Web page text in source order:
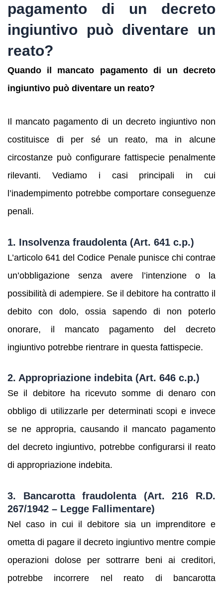
pagamento di un decreto
ingiuntivo può diventare un
reato?
Quando il mancato pagamento di un decreto
ingiuntivo può diventare un reato?
Il mancato pagamento di un decreto ingiuntivo non
costituisce di per sé un reato, ma in alcune
circostanze può configurare fattispecie penalmente
rilevanti. Vediamo i casi principali in cui
l’inadempimento potrebbe comportare conseguenze
penali.
1. Insolvenza fraudolenta (Art. 641 c.p.)
L’articolo 641 del Codice Penale punisce chi contrae
un’obbligazione senza avere l’intenzione o la
possibilità di adempiere. Se il debitore ha contratto il
debito con dolo, ossia sapendo di non poterlo
onorare, il mancato pagamento del decreto
ingiuntivo potrebbe rientrare in questa fattispecie.
2. Appropriazione indebita (Art. 646 c.p.)
Se il debitore ha ricevuto somme di denaro con
obbligo di utilizzarle per determinati scopi e invece
se ne appropria, causando il mancato pagamento
del decreto ingiuntivo, potrebbe configurarsi il reato
di appropriazione indebita.
3. Bancarotta fraudolenta (Art. 216 R.D.
267/1942 – Legge Fallimentare)
Nel caso in cui il debitore sia un imprenditore e
ometta di pagare il decreto ingiuntivo mentre compie
operazioni dolose per sottrarre beni ai creditori,
potrebbe incorrere nel reato di bancarotta